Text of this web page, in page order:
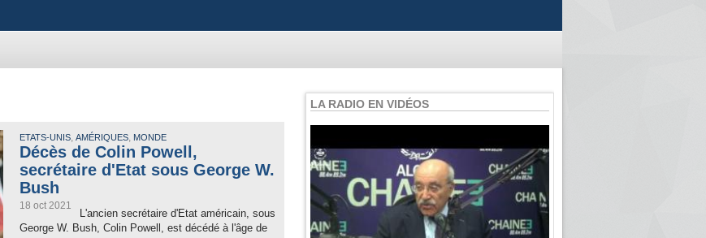
ETATS-UNIS, AMÉRIQUES, MONDE
Décès de Colin Powell,
secrétaire d'Etat sous George W.
Bush
18 oct 2021
L'ancien secrétaire d'Etat américain, sous
George W. Bush, Colin Powell, est décédé à l'âge de
LA RADIO EN VIDÉOS